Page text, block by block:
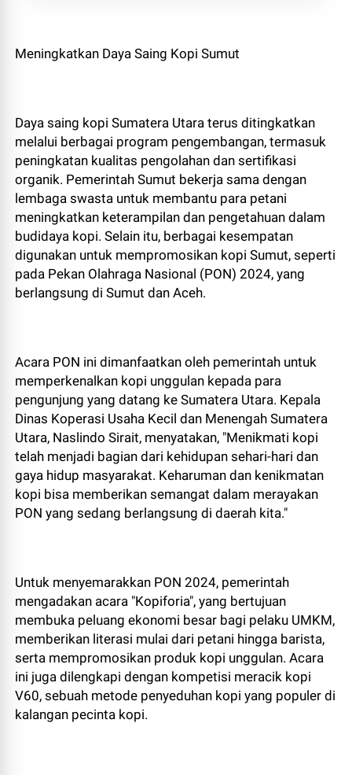
Meningkatkan Daya Saing Kopi Sumut
Daya saing kopi Sumatera Utara terus ditingkatkan
melalui berbagai program pengembangan, termasuk
peningkatan kualitas pengolahan dan sertifikasi
organik. Pemerintah Sumut bekerja sama dengan
lembaga swasta untuk membantu para petani
meningkatkan keterampilan dan pengetahuan dalam
budidaya kopi. Selain itu, berbagai kesempatan
digunakan untuk mempromosikan kopi Sumut, seperti
pada Pekan Olahraga Nasional (PON) 2024, yang
berlangsung di Sumut dan Aceh.
Acara PON ini dimanfaatkan oleh pemerintah untuk
memperkenalkan kopi unggulan kepada para
pengunjung yang datang ke Sumatera Utara. Kepala
Dinas Koperasi Usaha Kecil dan Menengah Sumatera
Utara, Naslindo Sirait, menyatakan, "Menikmati kopi
telah menjadi bagian dari kehidupan sehari-hari dan
gaya hidup masyarakat. Keharuman dan kenikmatan
kopi bisa memberikan semangat dalam merayakan
PON yang sedang berlangsung di daerah kita."
Untuk menyemarakkan PON 2024, pemerintah
mengadakan acara "Kopiforia", yang bertujuan
membuka peluang ekonomi besar bagi pelaku UMKM,
memberikan literasi mulai dari petani hingga barista,
serta mempromosikan produk kopi unggulan. Acara
ini juga dilengkapi dengan kompetisi meracik kopi
V60, sebuah metode penyeduhan kopi yang populer di
kalangan pecinta kopi.